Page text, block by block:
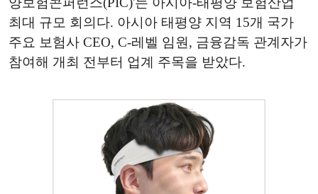
최대 규모 회의다. 아시아 태평양 지역 15개 국가
주요 보험사 CEO, C-레벨 임원, 금융감독 관계자가
참여해 개최 전부터 업계 주목을 받았다.